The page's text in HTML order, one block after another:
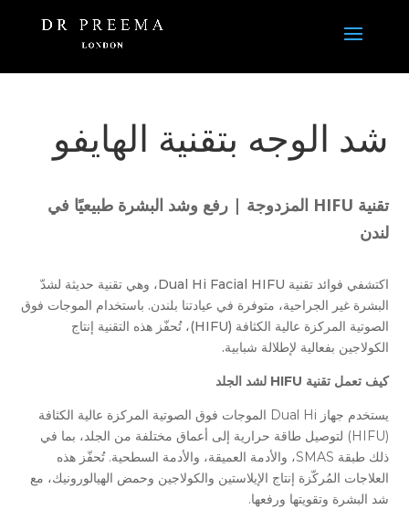
شد الوجه بتقنية الهايفو
تقنية HIFU المزدوجة | رفع وشد البشرة طبيعيًا في
لندن
اكتشفي فوائد تقنية Dual Hi Facial HIFU، وهي تقنية حديثة لشدّ
البشرة غير الجراحية، متوفرة في عيادتنا بلندن. باستخدام الموجات فوق
الصوتية المركزة عالية الكثافة (HIFU)، تُحفّز هذه التقنية إنتاج
الكولاجين بفعالية لإطلالة شبابية.
كيف تعمل تقنية HIFU لشد الجلد
يستخدم جهاز Dual Hi الموجات فوق الصوتية المركزة عالية الكثافة
(HIFU) لتوصيل طاقة حرارية إلى أعماق مختلفة من الجلد، بما في
ذلك طبقة SMAS، والأدمة العميقة، والأدمة السطحية. تُحفّز هذه
العلاجات المُركّزة إنتاج الإيلاستين والكولاجين وحمض الهيالورونيك، مع
شد البشرة وتقويتها ورفعها.